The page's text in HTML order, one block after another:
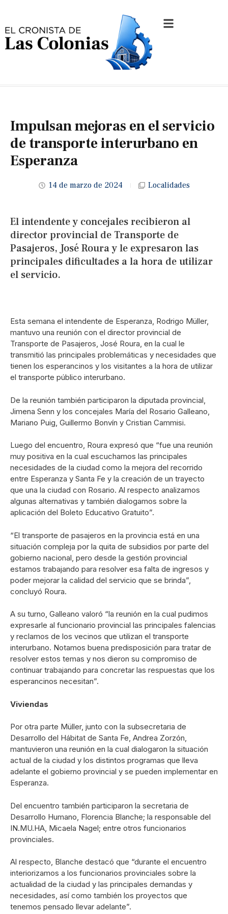
Impulsan mejoras en el servicio
de transporte interurbano en
Esperanza
14 de marzo de 2024 Localidades
El intendente y concejales recibieron al
director provincial de Transporte de
Pasajeros, José Roura y le expresaron las
principales dificultades a la hora de utilizar
el servicio.
Esta semana el intendente de Esperanza, Rodrigo Müller,
mantuvo una reunión con el director provincial de
Transporte de Pasajeros, José Roura, en la cual le
transmitió las principales problemáticas y necesidades que
tienen los esperancinos y los visitantes a la hora de utilizar
el transporte público interurbano.
De la reunión también participaron la diputada provincial,
Jimena Senn y los concejales María del Rosario Galleano,
Mariano Puig, Guillermo Bonvín y Cristian Cammisi.
Luego del encuentro, Roura expresó que “fue una reunión
muy positiva en la cual escuchamos las principales
necesidades de la ciudad como la mejora del recorrido
entre Esperanza y Santa Fe y la creación de un trayecto
que una la ciudad con Rosario. Al respecto analizamos
algunas alternativas y también dialogamos sobre la
aplicación del Boleto Educativo Gratuito”.
“El transporte de pasajeros en la provincia está en una
situación compleja por la quita de subsidios por parte del
gobierno nacional, pero desde la gestión provincial
estamos trabajando para resolver esa falta de ingresos y
poder mejorar la calidad del servicio que se brinda”,
concluyó Roura.
A su turno, Galleano valoró “la reunión en la cual pudimos
expresarle al funcionario provincial las principales falencias
y reclamos de los vecinos que utilizan el transporte
interurbano. Notamos buena predisposición para tratar de
resolver estos temas y nos dieron su compromiso de
continuar trabajando para concretar las respuestas que los
esperancinos necesitan”.
Viviendas
Por otra parte Müller, junto con la subsecretaria de
Desarrollo del Hábitat de Santa Fe, Andrea Zorzón,
mantuvieron una reunión en la cual dialogaron la situación
actual de la ciudad y los distintos programas que lleva
adelante el gobierno provincial y se pueden implementar en
Esperanza.
Del encuentro también participaron la secretaria de
Desarrollo Humano, Florencia Blanche; la responsable del
IN.MU.HA, Micaela Nagel; entre otros funcionarios
provinciales.
Al respecto, Blanche destacó que “durante el encuentro
interiorizamos a los funcionarios provinciales sobre la
actualidad de la ciudad y las principales demandas y
necesidades, así como también los proyectos que
tenemos pensado llevar adelante”.